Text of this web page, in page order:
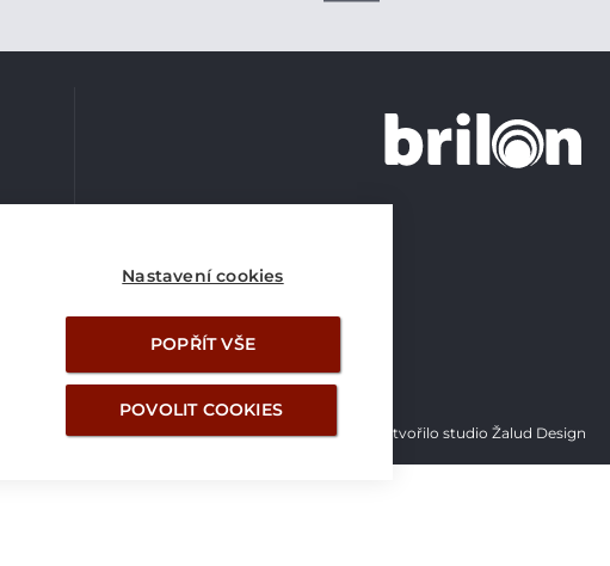
Nastavení cookies
POPŘÍT VŠE
POVOLIT COOKIES
Vytvořilo studio Žalud Design